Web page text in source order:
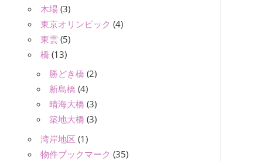
木場 (3)
東京オリンピック (4)
東雲 (5)
橋 (13)
勝どき橋 (2)
新島橋 (4)
晴海大橋 (3)
築地大橋 (3)
湾岸地区 (1)
物件ブックマーク (35)